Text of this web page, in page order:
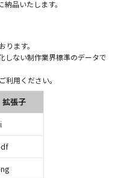
品いたします。
ます。
しない制作業界標準のデータで
用ください。
拡張子